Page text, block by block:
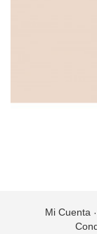
Mi Cuenta